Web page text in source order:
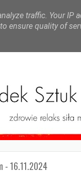
- 16.11.2024
traffic. Your IP
ensure quality of